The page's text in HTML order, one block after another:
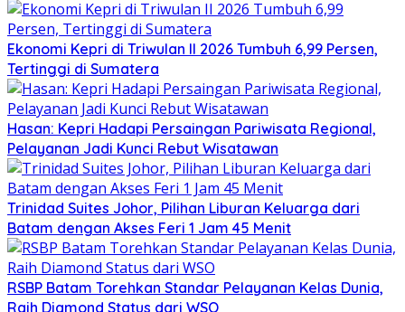
Ekonomi Kepri di Triwulan II 2026 Tumbuh 6,99 Persen,
Tertinggi di Sumatera
Hasan: Kepri Hadapi Persaingan Pariwisata Regional,
Pelayanan Jadi Kunci Rebut Wisatawan
Trinidad Suites Johor, Pilihan Liburan Keluarga dari
Batam dengan Akses Feri 1 Jam 45 Menit
RSBP Batam Torehkan Standar Pelayanan Kelas Dunia,
Raih Diamond Status dari WSO